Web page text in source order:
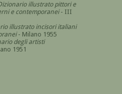
illustrato pittori e
e contemporanei- III
illustrato incisori italiani
- Milano 1955
degli artisti
1951